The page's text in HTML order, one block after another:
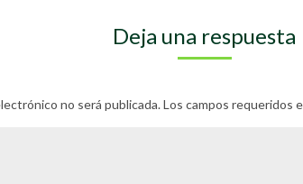
Deja una respuesta
no será publicada. Los campos requeridos